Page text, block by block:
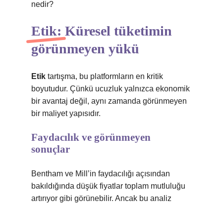
nedir?
Etik: Küresel tüketimin
görünmeyen yükü
Etik tartışma, bu platformların en kritik
boyutudur. Çünkü ucuzluk yalnızca ekonomik
bir avantaj değil, aynı zamanda görünmeyen
bir maliyet yapısıdır.
Faydacılık ve görünmeyen
sonuçlar
Bentham ve Mill’in faydacılığı açısından
bakıldığında düşük fiyatlar toplam mutluluğu
artırıyor gibi görünebilir. Ancak bu analiz